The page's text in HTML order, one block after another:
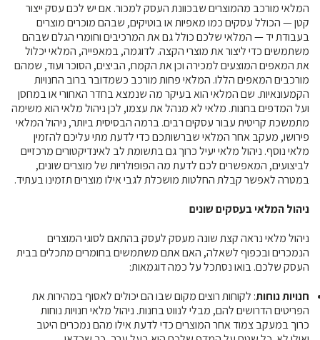
המלאי מורכב מהמוצרים שבכוונת העסק למכור. אם יש לכם עסק ייצור
קטן — הכולל עסקים כמו מאפיות או בוטיקים, שבהם מוכרים מוצרים
בעבודת יד — המלאי שלכם כולל גם את המרכיבים וחומרי הגלם שבהם
משתמשים כדי ליצור את מוצרי הקצה. לדוגמה, במאפייה, המלאי יכלול
את המאפים המוצעים למכירה וכן את הקמח, הביצים, הסוכר ועוד, שמהם
מורכבים המאפים הללו. המלאי פחות מורכב כשמדובר ברוב החנויות
הקמעונאיות. שם המלאי הוא בעיקר מה שנמצא בחדר האחורי או במחסן
ועל המדפים בחנות. מלאי לא מנהל את עצמו, לכן ניהול מלאי הוא משימה
מתמשכת קריטית עבור עסקים רבים. ברמה הבסיסית ביותר, ניהול המלאי
פירושו, מעקב אחר המלאי שברשותכם כדי לדעת מתי עליכם להזמין
מלאי נוסף. ניהול מלאי יעיל כרוך גם בתשומת לב לאינדיקטורים מרכזיים
לביצועים, המאפשרים לכם לדעת מה הפופולריות של מוצרים שונים,
במטרה לאפשר קבלת החלטות מושכלת לגבי אילו מוצרים תזמינו בעתיד.
ניהול המלאי בעסקים שונים
ניהול מלאי נראה קצת שונה מעסק לעסק בהתאם לסוגי המוצרים
הנמכרים ובכפוף לשאלה, האם אתם משתמשים בחומרים מתכלים בבית
העסק שלכם. בואו נסתכל על כמה דוגמאות:
חנויות נוחות: לקוחות רוצים מקום שבו הם יכולים לאסוף במהירות את
הפריטים הדרושים להם, מבלי לנווט בחנות. ניהול מלאי חנויות נוחות
כרוך במעקב צמוד אחר המוצרים כדי לדעת אילו מהם נמכרים היטב